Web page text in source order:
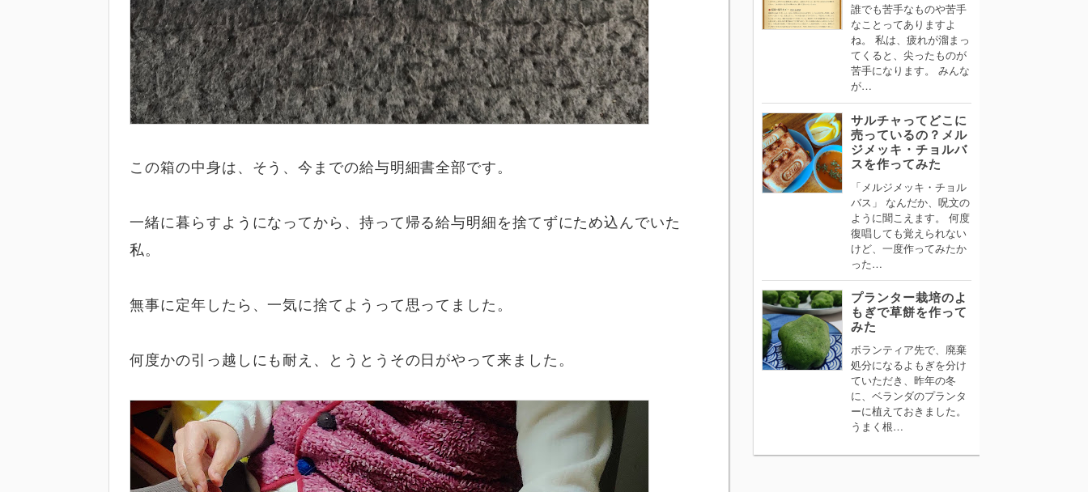
この箱の中身は、そう、今までの給与明細書全部です。
一緒に暮らすようになってから、持って帰る給与明細を捨てずにため込んでいた
私。
無事に定年したら、一気に捨てようって思ってました。
何度かの引っ越しにも耐え、とうとうその日がやって来ました。
誰でも苦手なものや苦手
なことってありますよ
ね。 私は、疲れが溜まっ
てくると、尖ったものが
苦手になります。 みんな
が…
サルチャってどこに
売っているの？メル
ジメッキ・チョルバ
スを作ってみた
「メルジメッキ・チョル
バス」 なんだか、呪文の
ように聞こえます。 何度
復唱しても覚えられない
けど、一度作ってみたか
った…
プランター栽培のよ
もぎで草餅を作って
みた
ボランティア先で、廃棄
処分になるよもぎを分け
ていただき、昨年の冬
に、ベランダのプランタ
ーに植えておきました。
うまく根…